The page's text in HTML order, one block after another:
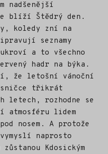
nadšenější
blíží Štědrý den.
koledy zní na
seznamy
a to všechno
hadr na býka.
že letošní vánoční
třikrát
letech, rozhodne se
atmosféru lidem
nosem. A protože
naprosto
Kdosickým